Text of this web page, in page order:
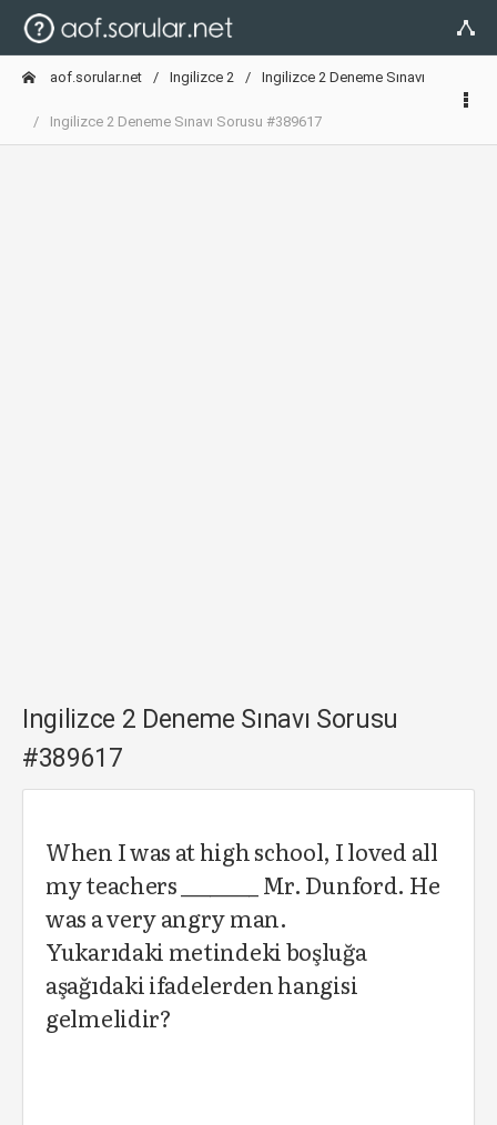
aof.sorular.net Ingilizce 2 Ingilizce 2 Deneme Sınavı
Ingilizce 2 Deneme Sınavı Sorusu #389617
Ingilizce 2 Deneme Sınavı Sorusu
#389617
When I was at high school, I loved all
my teachers ________ Mr. Dunford. He
was a very angry man.
Yukarıdaki metindeki boşluğa
aşağıdaki ifadelerden hangisi
gelmelidir?